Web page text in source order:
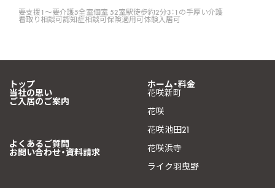
要支援1〜要介護5全室個室 52室駅徒歩約2分3：1の手厚い介護
看取り相談可認知症相談可保険適用可体験入居可
トップ
当社の思い
ご入居のご案内
ホーム・料金
花咲新町
花咲
花咲池田21
花咲浜寺
ライク羽曳野
よくあるご質問
お問い合わせ・資料請求